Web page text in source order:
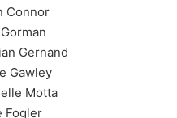
Motta